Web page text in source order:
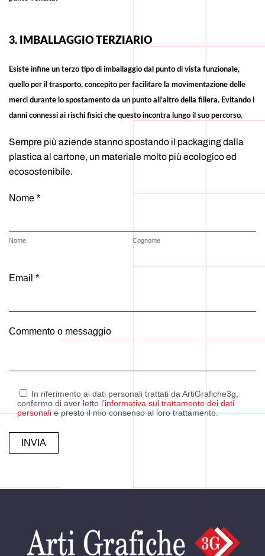
3. IMBALLAGGIO TERZIARIO
Esiste infine un terzo tipo di imballaggio dal punto di vista funzionale,
quello per il trasporto, concepito per facilitare la movimentazione delle
merci durante lo spostamento da un punto all’altro della filiera. Evitando i
danni connessi ai rischi fisici che questo incontra lungo il suo percorso.
Sempre più aziende stanno spostando il packaging dalla
plastica al cartone, un materiale molto più ecologico ed
ecosostenibile.
Nome *
Nome Cognome
Email *
Commento o messaggio
In riferimento ai dati personali trattati da ArtiGrafiche3g,
confermo di aver letto l’informativa sul trattamento dei dati
personalie presto il mio consenso al loro trattamento.